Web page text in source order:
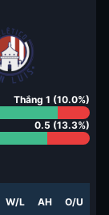
Thắng 1 (10.0%)
0.5 (13.3%)
W/L AH O/U